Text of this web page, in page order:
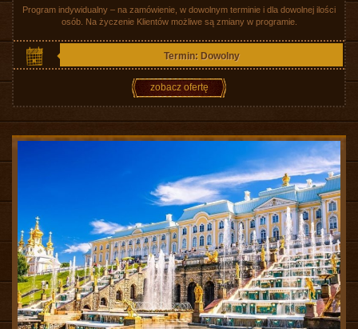
Program indywidualny – na zamówienie, w dowolnym terminie i dla dowolnej ilości
osób. Na życzenie Klientów możliwe są zmiany w programie.
Termin: Dowolny
zobacz ofertę